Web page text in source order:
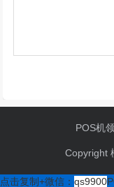
POS机
Copyright
点击复制+微信： qs9900